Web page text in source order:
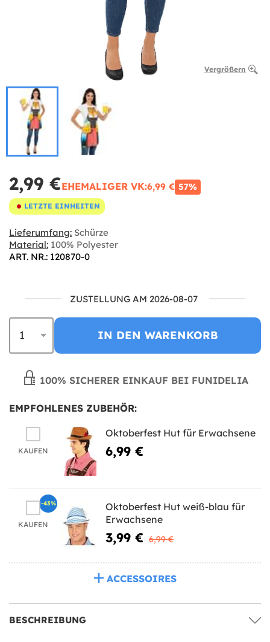
Vergrößern
2,99 €EHEMALIGER VK:6,99 € 57%
LETZTE EINHEITEN
Lieferumfang: Schürze
Material: 100% Polyester
ART. NR.: 120870-0
ZUSTELLUNG AM 2026-08-07
IN DEN WARENKORB
100% SICHERER EINKAUF BEI FUNIDELIA
EMPFOHLENES ZUBEHÖR:
KAUFEN
Oktoberfest Hut für Erwachsene
6,99 €
KAUFEN
Oktoberfest Hut weiß-blau für
Erwachsene
3,99 € 6,99 €
-43%
ACCESSOIRES
BESCHREIBUNG